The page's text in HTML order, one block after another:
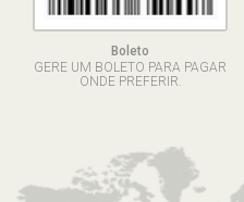
Boleto
GERE UM BOLETO PARA PAGAR
ONDE PREFERIR.